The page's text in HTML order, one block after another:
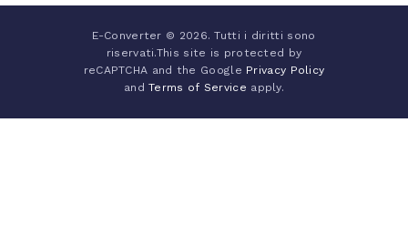
E-Converter © 2026. Tutti i diritti sono
riservati.This site is protected by
reCAPTCHA and the Google Privacy Policy
andTerms of Service apply.